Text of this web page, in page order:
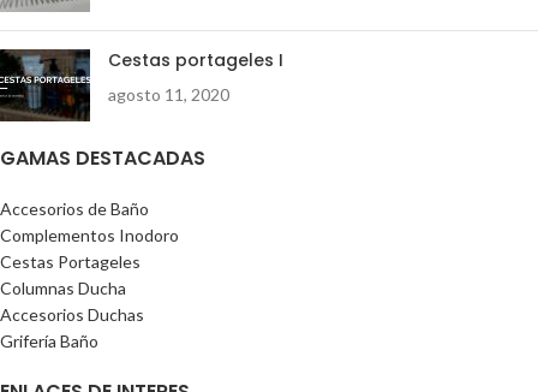
Cestas portageles I
agosto 11, 2020
GAMAS DESTACADAS
Accesorios de Baño
Complementos Inodoro
Cestas Portageles
Columnas Ducha
Accesorios Duchas
Grifería Baño